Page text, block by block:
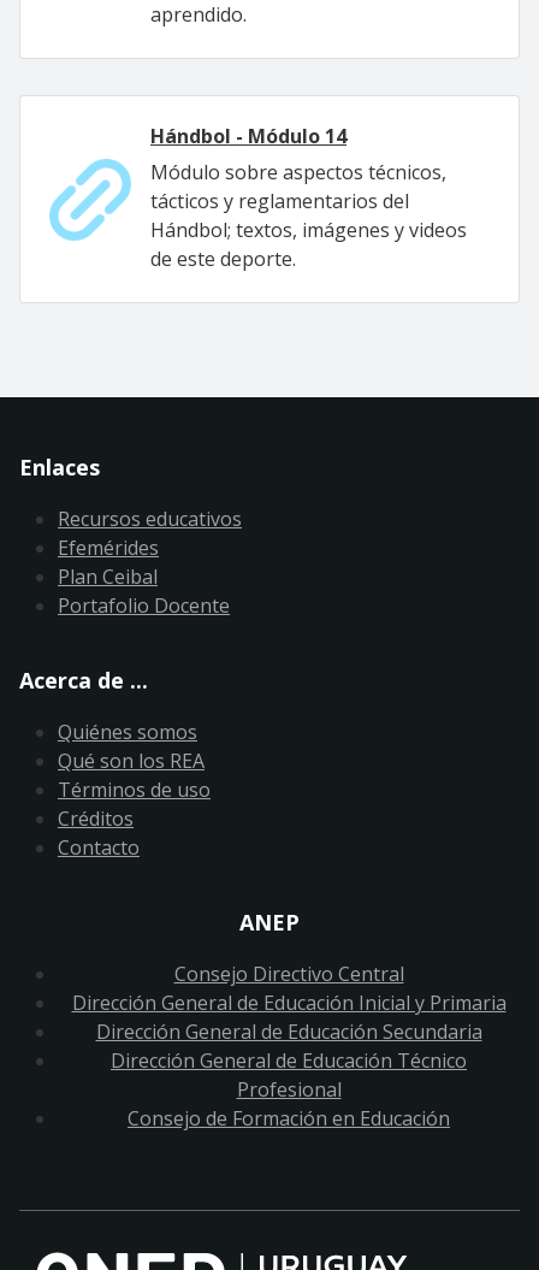
aprendido.
Hándbol - Módulo 14
Módulo sobre aspectos técnicos,
tácticos y reglamentarios del
Hándbol; textos, imágenes y videos
de este deporte.
Enlaces
Recursos educativos
Efemérides
Plan Ceibal
Portafolio Docente
Acerca de ...
Quiénes somos
Qué son los REA
Términos de uso
Créditos
Contacto
ANEP
Consejo Directivo Central
Dirección General de Educación Inicial y Primaria
Dirección General de Educación Secundaria
Dirección General de Educación Técnico
Profesional
Consejo de Formación en Educación